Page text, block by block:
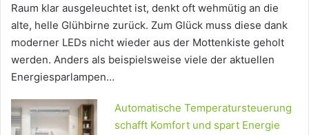
Raum klar ausgeleuchtet ist, denkt oft wehmütig an die
alte, helle Glühbirne zurück. Zum Glück muss diese dank
moderner LEDs nicht wieder aus der Mottenkiste geholt
werden. Anders als beispielsweise viele der aktuellen
Energiesparlampen…
Automatische Temperatursteuerung
schafft Komfort und spart Energie